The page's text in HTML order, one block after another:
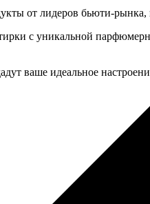
от лидеров бьюти-
с уникальной
ваше идеальное